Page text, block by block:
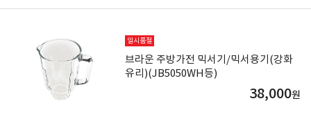
일시품절
브라운 주방가전 믹서기/믹서용기(강화
유리)(JB5050WH등)
38,000원